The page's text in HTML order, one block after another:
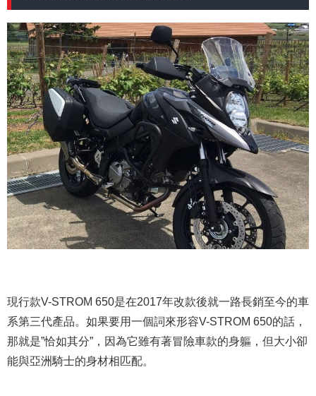
現行款V-STROM 650是在2017年改款後就一路長銷至今的車
系第三代產品。如果要用一個詞來形容V-STROM 650的話，
那就是”恰如其分”，因為它雖有著冒險車款的身軀，但大小卻
能與亞洲騎士的身材相匹配。